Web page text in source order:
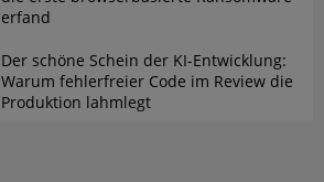
erfand
Der schöne Schein der KI-Entwicklung:
Warum fehlerfreier Code im Review die
Produktion lahmlegt